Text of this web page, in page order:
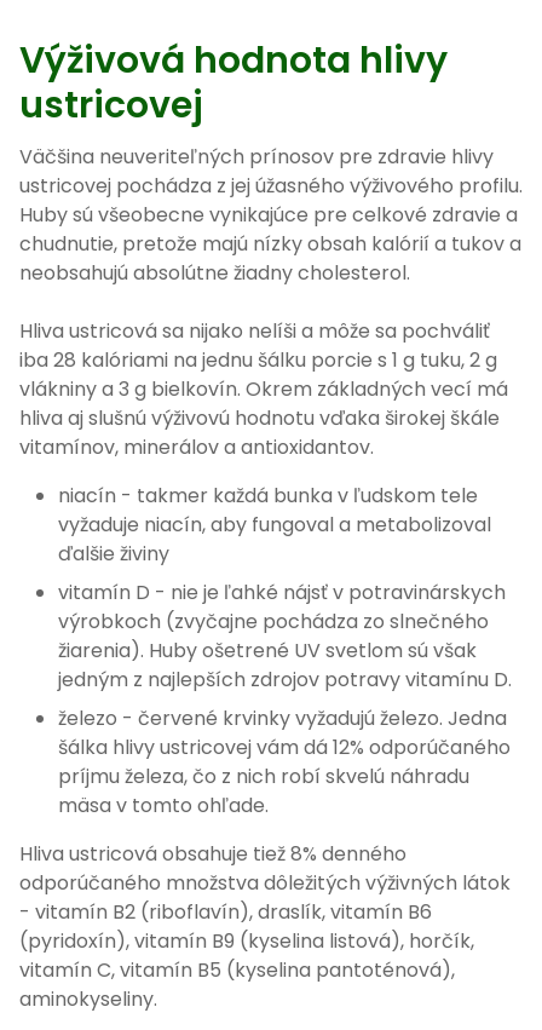
Výživová hodnota hlivy
ustricovej
Väčšina neuveriteľných prínosov pre zdravie hlivy
ustricovej pochádza z jej úžasného výživového profilu.
Huby sú všeobecne vynikajúce pre celkové zdravie a
chudnutie, pretože majú nízky obsah kalórií a tukov a
neobsahujú absolútne žiadny cholesterol.
Hliva ustricová sa nijako nelíši a môže sa pochváliť
iba 28 kalóriami na jednu šálku porcie s 1 g tuku, 2 g
vlákniny a 3 g bielkovín. Okrem základných vecí má
hliva aj slušnú výživovú hodnotu vďaka širokej škále
vitamínov, minerálov a antioxidantov.
niacín - takmer každá bunka v ľudskom tele
vyžaduje niacín, aby fungoval a metabolizoval
ďalšie živiny
vitamín D - nie je ľahké nájsť v potravinárskych
výrobkoch (zvyčajne pochádza zo slnečného
žiarenia). Huby ošetrené UV svetlom sú však
jedným z najlepších zdrojov potravy vitamínu D.
železo - červené krvinky vyžadujú železo. Jedna
šálka hlivy ustricovej vám dá 12% odporúčaného
príjmu železa, čo z nich robí skvelú náhradu
mäsa v tomto ohľade.
Hliva ustricová obsahuje tiež 8% denného
odporúčaného množstva dôležitých výživných látok
- vitamín B2 (riboflavín), draslík, vitamín B6
(pyridoxín), vitamín B9 (kyselina listová), horčík,
vitamín C, vitamín B5 (kyselina pantoténová),
aminokyseliny.